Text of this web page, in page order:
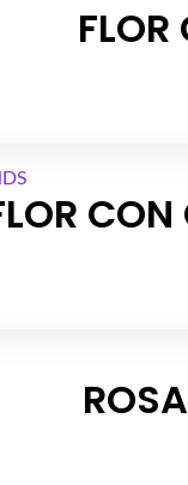
FLOR